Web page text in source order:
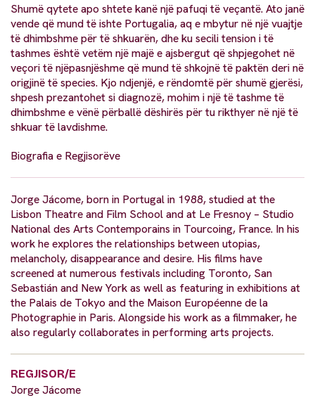
Shumë qytete apo shtete kanë një pafuqi të veçantë. Ato janë
vende që mund të ishte Portugalia, aq e mbytur në një vuajtje
të dhimbshme për të shkuarën, dhe ku secili tension i të
tashmes është vetëm një majë e ajsbergut që shpjegohet në
veçori të njëpasnjëshme që mund të shkojnë të paktën deri në
origjinë të species. Kjo ndjenjë, e rëndomtë për shumë gjerësi,
shpesh prezantohet si diagnozë, mohim i një të tashme të
dhimbshme e vënë përballë dëshirës për tu rikthyer në një të
shkuar të lavdishme.
Biografia e Regjisorëve
Jorge Jácome, born in Portugal in 1988, studied at the
Lisbon Theatre and Film School and at Le Fresnoy – Studio
National des Arts Contemporains in Tourcoing, France. In his
work he explores the relationships between utopias,
melancholy, disappearance and desire. His films have
screened at numerous festivals including Toronto, San
Sebastián and New York as well as featuring in exhibitions at
the Palais de Tokyo and the Maison Européenne de la
Photographie in Paris. Alongside his work as a filmmaker, he
also regularly collaborates in performing arts projects.
REGJISOR/E
Jorge Jácome